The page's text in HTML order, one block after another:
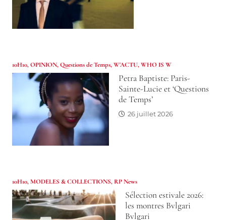
10H10,OPINION,Questions de Temps,W'ACTU,WHO IS W
Petra Baptiste: Paris-
Sainte-Lucie et ‘Questions
de Temps’
26 juillet 2026
10H10,MODELES & COLLECTIONS, RP News
Sélection estivale 2026:
les montres Bvlgari
Bvlgari